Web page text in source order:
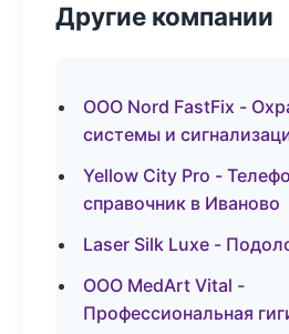
Другие компании
ООО Nord FastFix -
системы и
Yellow City Pro -
справочник в Иваново
Laser Silk Luxe -
ООО MedArt Vital -
Профессиональная